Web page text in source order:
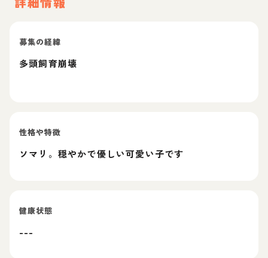
募集の経緯
多頭飼育崩壊
性格や特徴
ソマリ。穏やかで優しい可愛い子です
健康状態
---